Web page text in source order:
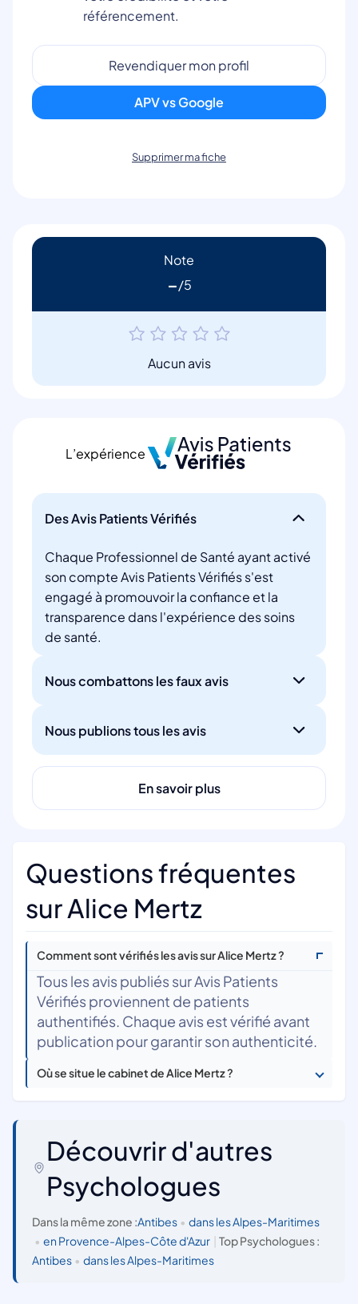
référencement.
Revendiquer mon profil
APV vs Google
Supprimer ma fiche
Note
-
Aucun avis
L’expérience
Des Avis Patients Vérifiés
Chaque Professionnel de Santé ayant activé
son compte Avis Patients Vérifiés s'est
engagé à promouvoir la confiance et la
transparence dans l'expérience des soins
de santé.
Nous combattons les faux avis
Nous publions tous les avis
En savoir plus
Questions fréquentes
sur Alice Mertz
Comment sont vérifiés les avis sur Alice Mertz ?
Tous les avis publiés sur Avis Patients
Vérifiés proviennent de patients
authentifiés. Chaque avis est vérifié avant
publication pour garantir son authenticité.
Où se situe le cabinet de Alice Mertz ?
Découvrir d'autres
Psychologues
Dans la même zone :Antibes • dans les Alpes-Maritimes
• en Provence-Alpes-Côte d'Azur
Top Psychologues :
Antibes • dans les Alpes-Maritimes